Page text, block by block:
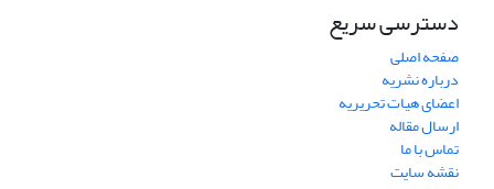
دسترسی سریع
صفحه اصلی
درباره نشریه
اعضای هیات تحریریه
ارسال مقاله
تماس با ما
نقشه سایت